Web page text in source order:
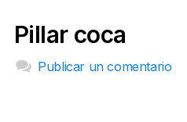
Pillar coca
Publicar un comentario